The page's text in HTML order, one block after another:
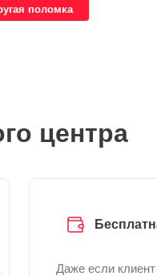
поломка
центра
Даже если